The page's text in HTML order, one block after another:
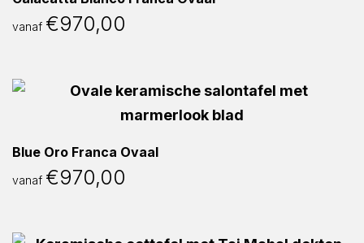
vanaf €970,00
Blue Oro Franca Ovaal
vanaf €970,00